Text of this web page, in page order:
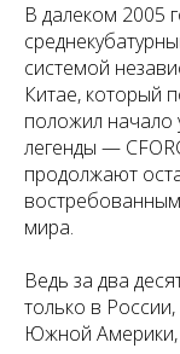
В далеком 2005
системой
Китае, который
положил начало
легенды —
продолжают
мира.
Ведь за два
только в
Южной Америки,